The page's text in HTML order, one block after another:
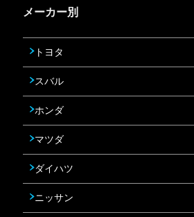
メーカー別
トヨタ
スバル
ホンダ
マツダ
ダイハツ
ニッサン